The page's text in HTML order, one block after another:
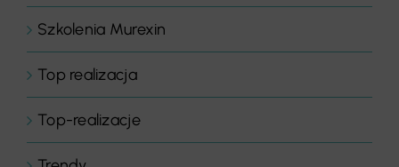
Szkolenia Murexin
Top realizacja
Top-realizacje